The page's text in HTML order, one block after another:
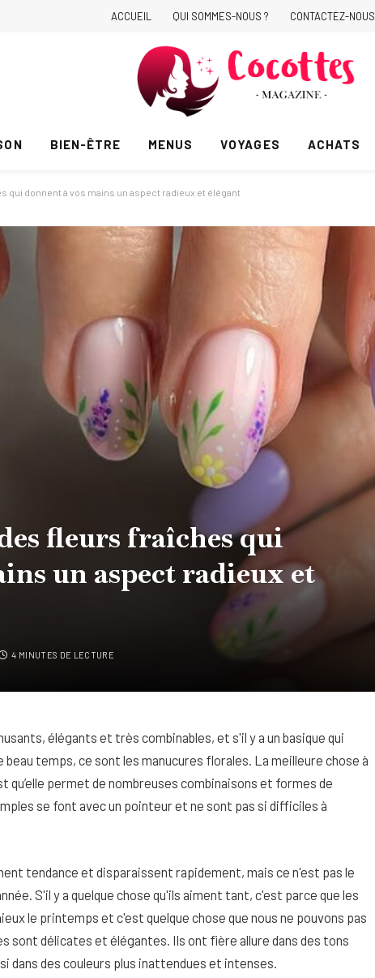
ACCUEIL QUI SOMMES-NOUS ? CONTACTEZ-NOUS
BIEN-ÊTRE MENUS VOYAGES ACHATS
qui donnent à vos mains un aspect radieux et élégant
fleurs fraîches qui
un aspect radieux et
4 MINUTES DE LECTURE
élégants et très combinables, et s'il y a un basique qui
temps, ce sont les manucures florales. La meilleure chose à
qu’elle permet de nombreuses combinaisons et formes de
se font avec un pointeur et ne sont pas si difficiles à
tendance et disparaissent rapidement, mais ce n'est pas le
S'il y a quelque chose qu'ils aiment tant, c'est parce que les
le printemps et c'est quelque chose que nous ne pouvons pas
sont délicates et élégantes. Ils ont fière allure dans des tons
dans des couleurs plus inattendues et intenses.